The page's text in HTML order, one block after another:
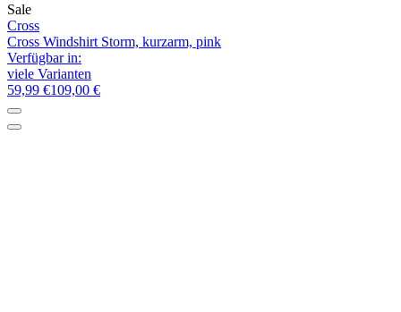
Sale
Cross
Cross Windshirt Storm, kurzarm, pink
Verfügbar in:
viele Varianten
59,99 €109,00 €